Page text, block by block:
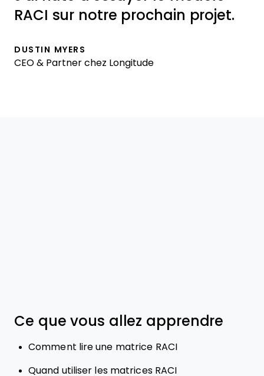
RACI sur notre prochain projet.
DUSTIN MYERS
CEO & Partner chez Longitude
Ce que vous allez apprendre
Comment lire une matrice RACI
Quand utiliser les matrices RACI